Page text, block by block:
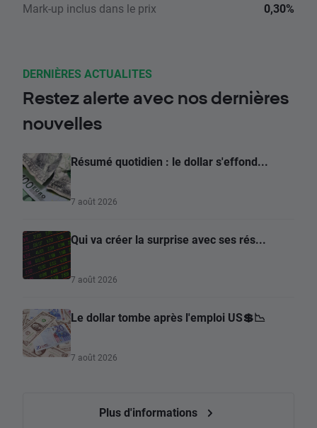
Mark-up inclus dans le prix 0,30%
DERNIÈRES ACTUALITES
Restez alerte avec nos dernières
nouvelles
Résumé quotidien : le dollar s'effond...
7 août 2026
Qui va créer la surprise avec ses rés...
7 août 2026
Le dollar tombe après l'emploi US💲📉
7 août 2026
Plus d'informations